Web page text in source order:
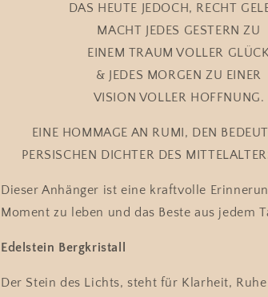
DAS HEUTE JEDOCH, RECHT
MACHT JEDES GESTERN ZU
EINEM TRAUM VOLLER GLÜCK
& JEDES MORGEN ZU EINER
VISION VOLLER HOFFNUNG.
EINE HOMMAGE AN RUMI, DEN
PERSISCHEN DICHTER DES
Dieser Anhänger ist eine kraftvolle
Moment zu leben und das Beste aus jedem
Edelstein Bergkristall
Der Stein des Lichts, steht für Klarheit,